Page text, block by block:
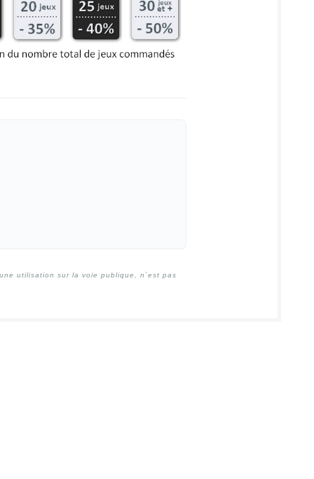
utilisation sur la voie publique, n`est pas